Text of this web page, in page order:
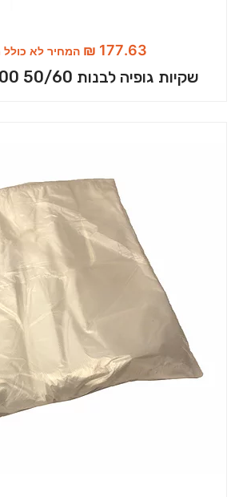
₪ 177.63 המחיר לא
שקיות גופיה לבנות 50/60 2000 יח' בשק